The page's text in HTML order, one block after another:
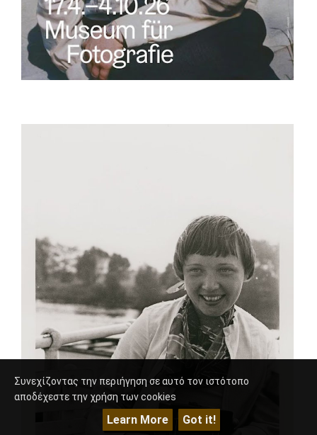
Συνεχίζοντας την περιήγηση σε αυτό τον ιστότοπο
αποδέχεστε την χρήση των cookies
Learn More Got it!